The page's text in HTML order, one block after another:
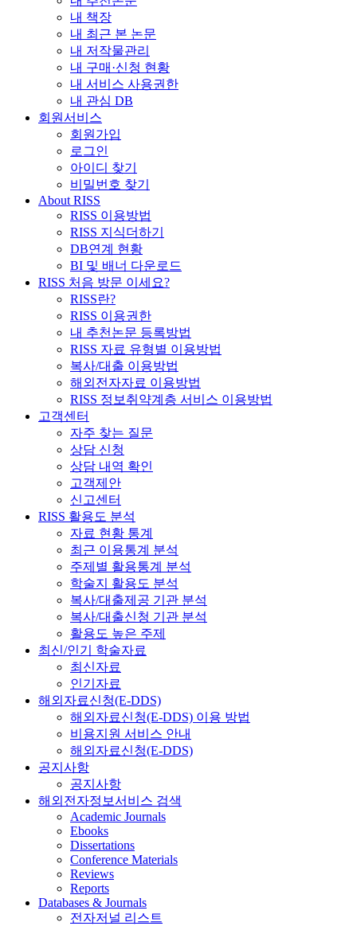
내 책장
내 최근 본 논문
내 저작물관리
내 구매·신청 현황
내 서비스 사용권한
내 관심 DB
회원서비스
회원가입
로그인
아이디 찾기
비밀번호 찾기
About RISS
RISS 이용방법
RISS 지식더하기
DB연계 현황
BI 및 배너 다운로드
RISS 처음 방문 이세요?
RISS란?
RISS 이용권한
내 추천논문 등록방법
RISS 자료 유형별 이용방법
복사/대출 이용방법
해외전자자료 이용방법
RISS 정보취약계층 서비스 이용방법
고객센터
자주 찾는 질문
상담 신청
상담 내역 확인
고객제안
신고센터
RISS 활용도 분석
자료 현황 통계
최근 이용통계 분석
주제별 활용통계 분석
학술지 활용도 분석
복사/대출제공 기관 분석
복사/대출신청 기관 분석
활용도 높은 주제
최신/인기 학술자료
최신자료
인기자료
해외자료신청(E-DDS)
해외자료신청(E-DDS) 이용 방법
비용지원 서비스 안내
해외자료신청(E-DDS)
공지사항
공지사항
해외전자정보서비스 검색
Academic Journals
Ebooks
Dissertations
Conference Materials
Reviews
Reports
Databases & Journals
전자저널 리스트